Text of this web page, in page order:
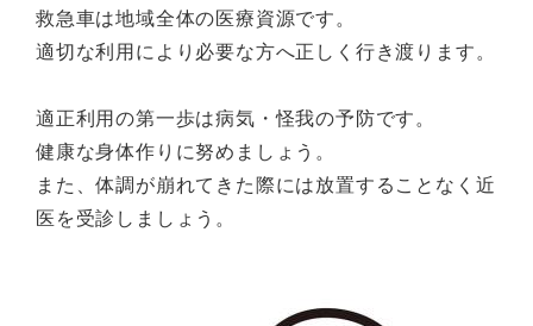
救急車は地域全体の医療資源です。
適切な利用により必要な方へ正しく行き渡ります。
適正利用の第一歩は病気・怪我の予防です。
健康な身体作りに努めましょう。
また、体調が崩れてきた際には放置することなく近
医を受診しましょう。